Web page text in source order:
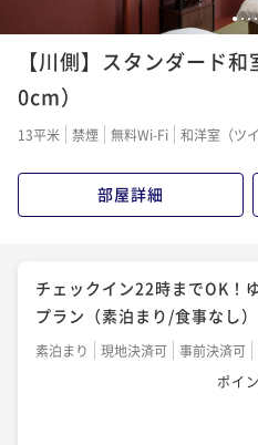
日田名物鰻のせいろ蒸しな
付）
二食付き 現地決済可 事前決済可
国産牛ミニステーキなど『
ラン（2食付）
二食付き
付）
二食付き 現地決済可 事前決済可
ポイ
123
【川側】スタンダード
0cm）
13平米 禁煙 無料Wi-Fi 和洋室（ツイ
部屋詳細
チェックイン22時までOK！
プラン（素泊まり/食事なし）
素泊まり 現地決済可 事前決済可
ポイ